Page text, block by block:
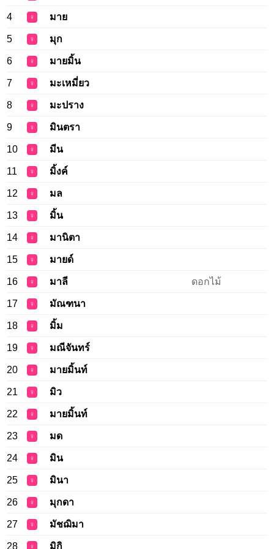
4 ♀ มาย
5 ♀ มุก
6 ♀ มายมิ้น
7 ♀ มะเหมี่ยว
8 ♀ มะปราง
9 ♀ มินตรา
10 ♀ มีน
11 ♀ มิ้งค์
12 ♀ มล
13 ♀ มิ้น
14 ♀ มานิตา
15 ♀ มายด์
16 ♀ มาลี ดอกไม้
17 ♀ มัณฑนา
18 ♀ มิ้ม
19 ♀ มณีจันทร์
20 ♀ มายมิ้นท์
21 ♀ มิว
22 ♀ มายมิ้นท์​
23 ♀ มด
24 ♀ มิน
25 ♀ มินา
26 ♀ มุกดา
27 ♀ มัชฌิมา
28 ♀ มิกิ